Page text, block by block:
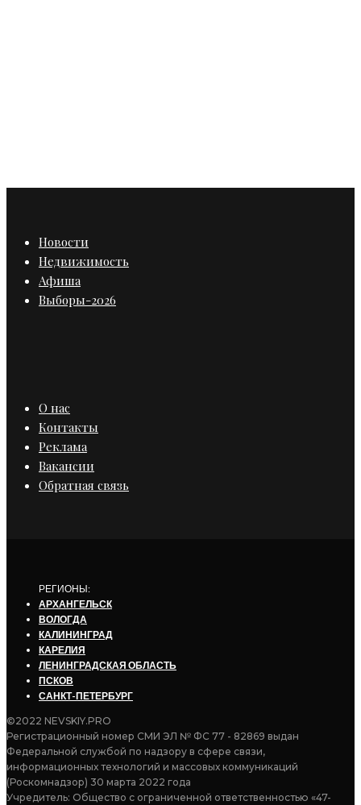
Новости
Недвижимость
Афиша
Выборы-2026
О нас
Контакты
Реклама
Вакансии
Обратная связь
РЕГИОНЫ:
АРХАНГЕЛЬСК
ВОЛОГДА
КАЛИНИНГРАД
КАРЕЛИЯ
ЛЕНИНГРАДСКАЯ ОБЛАСТЬ
ПСКОВ
САНКТ-ПЕТЕРБУРГ
©2022 NEVSKIY.PRO
Регистрационный номер СМИ ЭЛ № ФС 77 - 82869 выдан
Федеральной службой по надзору в сфере связи,
информационных технологий и массовых коммуникаций
(Роскомнадзор) 30 марта 2022 года
Учредитель: Общество с ограниченной ответственностью «47-